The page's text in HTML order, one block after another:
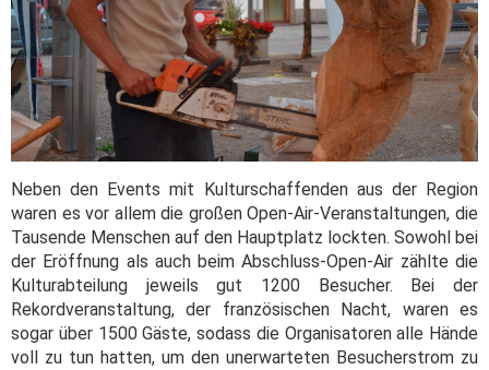
Neben den Events mit Kulturschaffenden aus der Region
waren es vor allem die großen Open-Air-Veranstaltungen, die
Tausende Menschen auf den Hauptplatz lockten. Sowohl bei
der Eröffnung als auch beim Abschluss-Open-Air zählte die
Kulturabteilung jeweils gut 1200 Besucher. Bei der
Rekordveranstaltung, der französischen Nacht, waren es
sogar über 1500 Gäste, sodass die Organisatoren alle Hände
voll zu tun hatten, um den unerwarteten Besucherstrom zu